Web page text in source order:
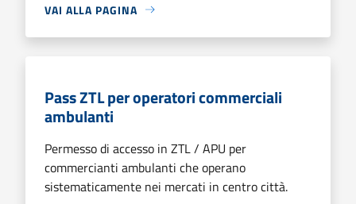
VAI ALLA PAGINA
Pass ZTL per operatori commerciali
ambulanti
Permesso di accesso in ZTL / APU per
commercianti ambulanti che operano
sistematicamente nei mercati in centro città.